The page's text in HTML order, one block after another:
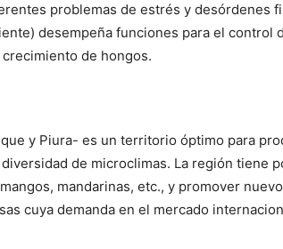
problemas de estrés y desórdenes
desempeña funciones para el control
de hongos.
y Piura- es un territorio óptimo para
de microclimas. La región tiene
mandarinas, etc., y promover
cuya demanda en el mercado